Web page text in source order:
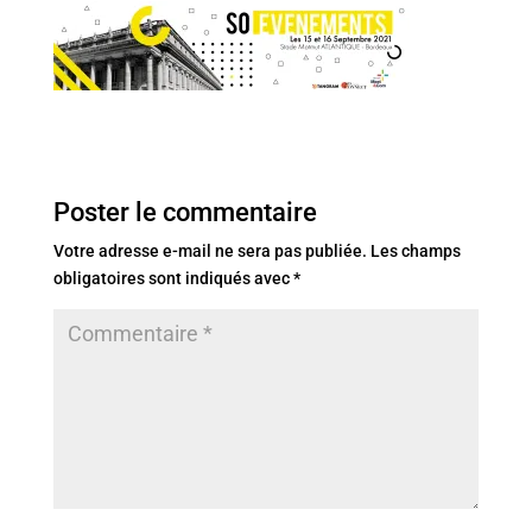
Poster le commentaire
Votre adresse e-mail ne sera pas publiée. Les champs
obligatoires sont indiqués avec*